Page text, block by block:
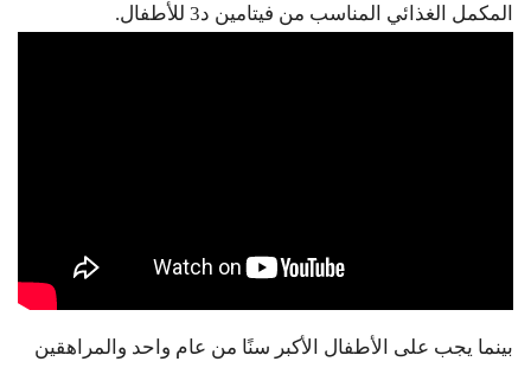
المكمل الغذائي المناسب من فيتامين د3 للأطفال.
بينما يجب على الأطفال الأكبر سنًا من عام واحد والمراهقين